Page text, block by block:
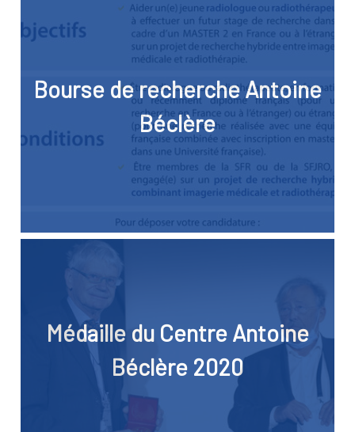
Bourse de recherche Antoine
Béclère
Médaille du Centre Antoine
Béclère 2020